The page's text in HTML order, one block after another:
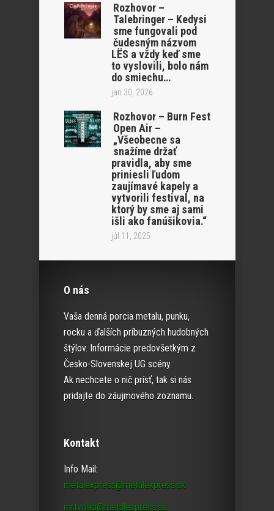
Rozhovor –
Talebringer – Kedysi
sme fungovali pod
čudesným názvom
LËS a vždy keď sme
to vyslovili, bolo nám
do smiechu…
jan 30, 2026
Rozhovor – Burn Fest
Open Air –
„Všeobecne sa
snažíme držať
pravidla, aby sme
priniesli ľudom
zaujímavé kapely a
vytvorili festival, na
ktorý by sme aj sami
išli ako fanúšikovia.“
júl 11, 2025
O nás
Vaša denná porcia metalu, punku,
rocku a ďalších príbuzných hudobných
štýlov. Informácie predovšetkým z
Česko-Slovenskej UG scény.
Ak nechcete o nič prísť, tak si nás
pridajte do záujmového zoznamu.
Kontakt
Info Mail:
metalexpress@metalexpress.sk
mrtvolka@metalexpress.sk